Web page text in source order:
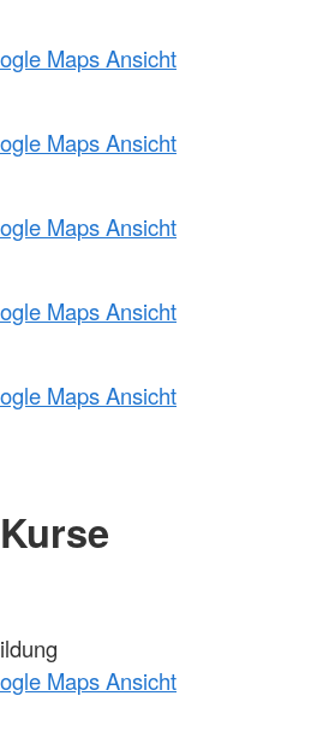
Maps Ansicht
Maps Ansicht
Maps Ansicht
Maps Ansicht
Maps Ansicht
Kurse
Maps Ansicht